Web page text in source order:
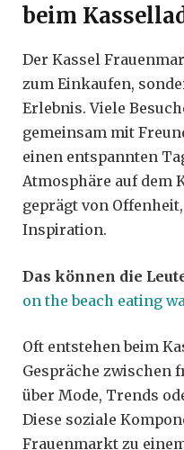
beim
Der Kassel
zum Einkaufen,
Erlebnis. Viele
gemeinsam mit
einen entspannten
Atmosphäre auf dem
geprägt von
Inspiration.
Das können die
on the beach eating
Oft entstehen beim
Gespräche zwischen
über Mode, Trends
Diese soziale
Frauenmarkt zu